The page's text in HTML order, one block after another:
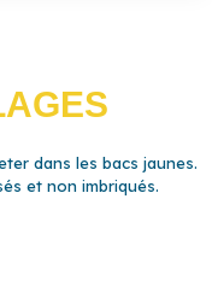
dans les bacs jaunes.
et non imbriqués.